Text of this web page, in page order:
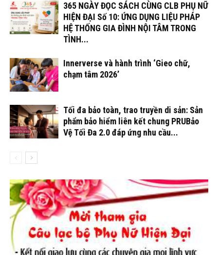
365 NGÀY ĐỌC SÁCH CÙNG CLB PHỤ NỮ
HIỆN ĐẠI Số 10: ỨNG DỤNG LIỆU PHÁP
HỆ THỐNG GIA ĐÌNH NỘI TÂM TRONG
TÌNH...
Innerverse và hành trình ‘Gieo chữ,
chạm tâm 2026’
Tối đa bảo toàn, trao truyền di sản: Sản
phẩm bảo hiểm liên kết chung PRUBảo
Vệ Tối Đa 2.0 đáp ứng nhu cầu...